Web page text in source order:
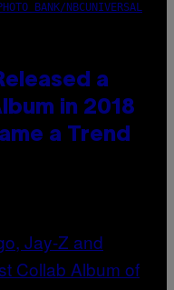
BANK/NBCUNIVERSAL
a
in 2018
a Trend